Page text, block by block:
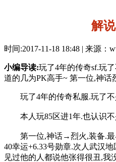
解
时间:2017-11-18 18:48 | 来源：
小编导读:玩了4年的传奇sf.玩
道的几为PK高手~ 第一位,神话
玩了4年的传奇私服.玩了不
本人玩85区进1年.也认识不
第一位,神话→烈火,装备.最早
40幸运+6.33号勋章.次人武汉
见过他的人都说他张得很丑,我